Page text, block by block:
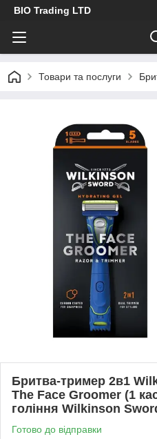
BIO Trading LTD
Товари та послуги
Бритва-тример 2в1
The Face Groomer (1
гоління Wilkinson
Готово до відправки